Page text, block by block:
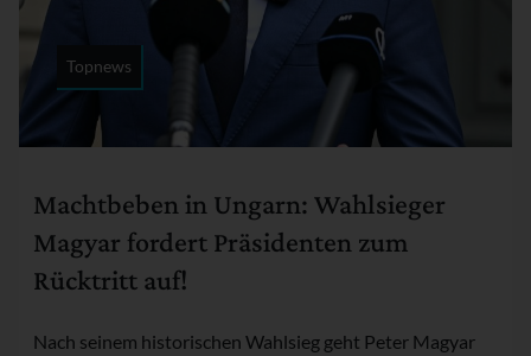
Machtbeben in Ungarn: Wahlsieger
Magyar fordert Präsidenten zum
Rücktritt auf!
Nach seinem historischen Wahlsieg geht Peter Magyar
Topnews